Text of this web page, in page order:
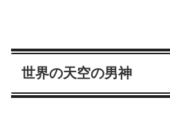
世界の天空の男神